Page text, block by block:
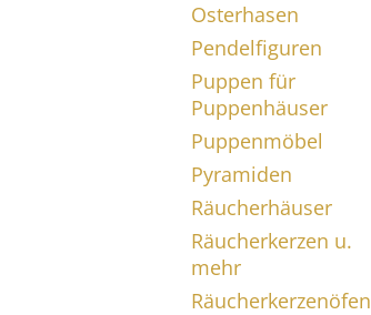
Osterhasen
Pendelfiguren
Puppen für
Puppenhäuser
Puppenmöbel
Pyramiden
Räucherhäuser
Räucherkerzen u.
mehr
Räucherkerzenöfen